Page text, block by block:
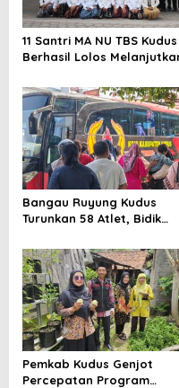
11 Santri MA NU TBS Kudus
Berhasil Lolos
Bangau Ruyung Kudus
Turunkan 58 Atlet, Bidik
Nasional Purbalingga
Pemkab Kudus Genjot
Percepatan Program